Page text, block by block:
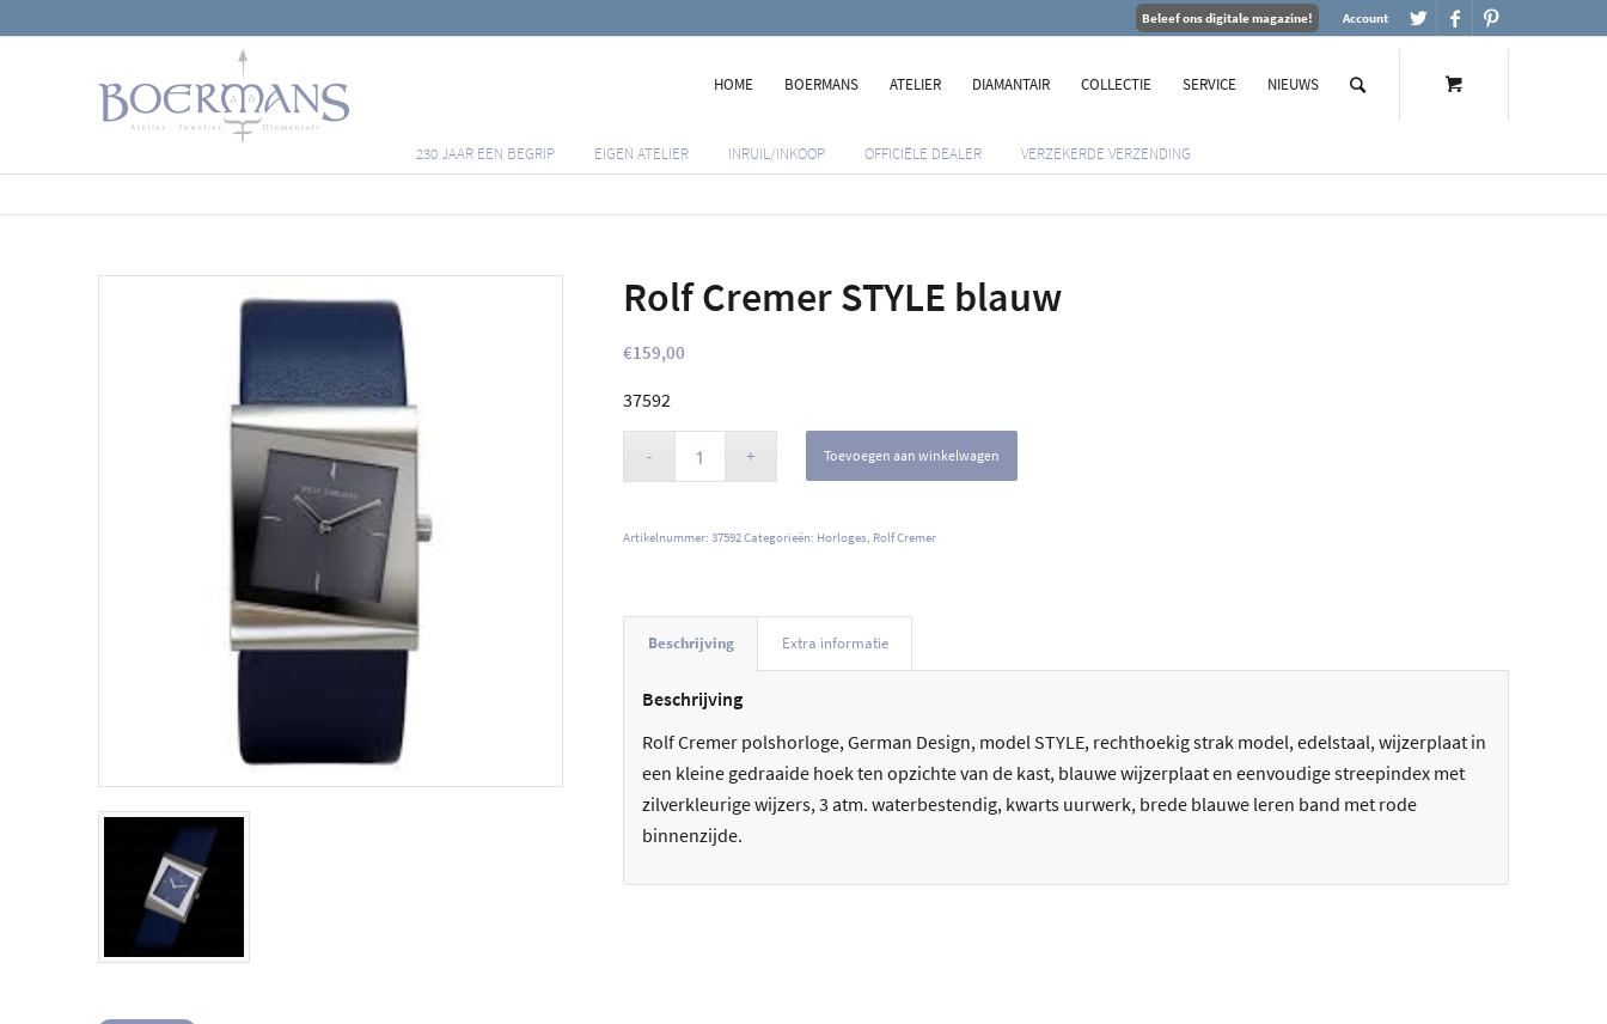
Account
Beleef ons digitale magazine!
HOME BOERMANS ATELIER DIAMANTAIR COLLECTIE SERVICE NIEUWS
230 JAAR EEN BEGRIP EIGEN ATELIER INRUIL/INKOOP OFFICIËLE DEALER VERZEKERDE VERZENDING
Rolf Cremer STYLE blauw
€159,00
37592
Toevoegen aan winkelwagen
Artikelnummer:37592Categorieën: Horloges, Rolf Cremer
Beschrijving Extra informatie
Beschrijving
Rolf Cremer polshorloge, German Design, model STYLE, rechthoekig strak model, edelstaal, wijzerplaat in
een kleine gedraaide hoek ten opzichte van de kast, blauwe wijzerplaat en eenvoudige streepindex met
zilverkleurige wijzers, 3 atm. waterbestendig, kwarts uurwerk, brede blauwe leren band met rode
binnenzijde.